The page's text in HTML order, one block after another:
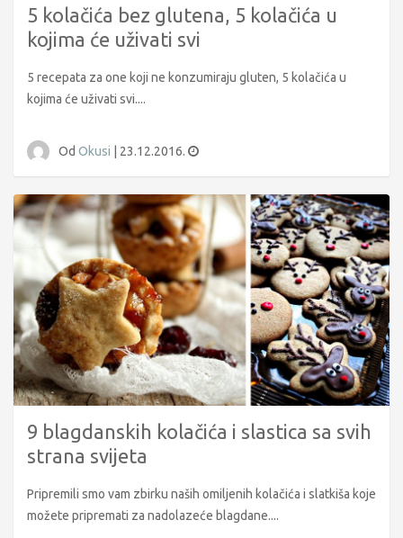
5 kolačića bez glutena, 5 kolačića u
kojima će uživati svi
5 recepata za one koji ne konzumiraju gluten, 5 kolačića u
kojima će uživati svi....
Od Okusi 23.12.2016.
9 blagdanskih kolačića i slastica sa svih
strana svijeta
Pripremili smo vam zbirku naših omiljenih kolačića i slatkiša koje
možete pripremati za nadolazeće blagdane....